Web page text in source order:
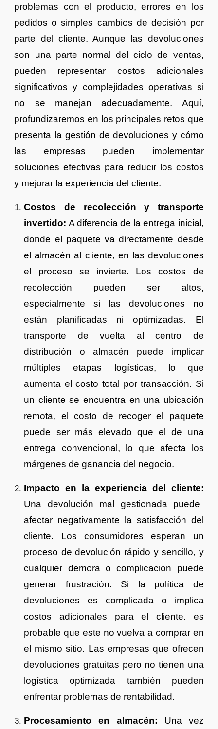
problemas con el producto, errores en los
pedidos o simples cambios de decisión por
parte del cliente. Aunque las devoluciones
son una parte normal del ciclo de ventas,
pueden representar costos adicionales
significativos y complejidades operativas si
no se manejan adecuadamente. Aquí,
profundizaremos en los principales retos que
presenta la gestión de devoluciones y cómo
las empresas pueden implementar
soluciones efectivas para reducir los costos
y mejorar la experiencia del cliente.
Costos de recolección y transporte
invertido: A diferencia de la entrega inicial,
donde el paquete va directamente desde
el almacén al cliente, en las devoluciones
el proceso se invierte. Los costos de
recolección pueden ser altos,
especialmente si las devoluciones no
están planificadas ni optimizadas. El
transporte de vuelta al centro de
distribución o almacén puede implicar
múltiples etapas logísticas, lo que
aumenta el costo total por transacción. Si
un cliente se encuentra en una ubicación
remota, el costo de recoger el paquete
puede ser más elevado que el de una
entrega convencional, lo que afecta los
márgenes de ganancia del negocio.
Impacto en la experiencia del cliente:
Una devolución mal gestionada puede
afectar negativamente la satisfacción del
cliente. Los consumidores esperan un
proceso de devolución rápido y sencillo, y
cualquier demora o complicación puede
generar frustración. Si la política de
devoluciones es complicada o implica
costos adicionales para el cliente, es
probable que este no vuelva a comprar en
el mismo sitio. Las empresas que ofrecen
devoluciones gratuitas pero no tienen una
logística optimizada también pueden
enfrentar problemas de rentabilidad.
Procesamiento en almacén: Una vez